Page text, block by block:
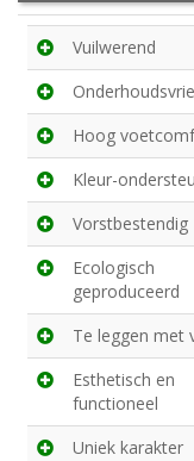
Vuilwerend
Hoog
Kleur-
Vorstbestendig
Ecologisch
geproduceerd
Te leggen met
Esthetisch en
functioneel
Uniek karakter